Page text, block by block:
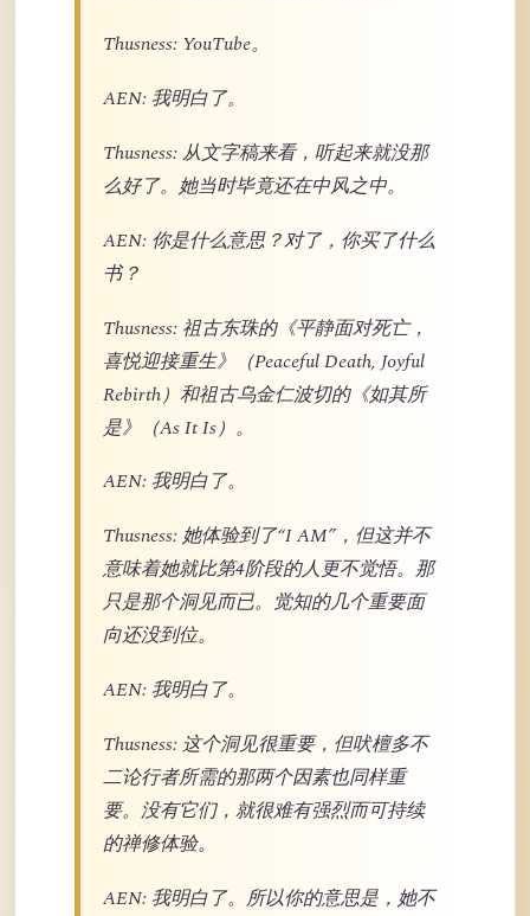
Thusness: YouTube。
AEN: 我明白了。
Thusness: 从文字稿来看，听起来就没那
么好了。她当时毕竟还在中风之中。
AEN: 你是什么意思？对了，你买了什么
书？
Thusness: 祖古东珠的《平静面对死亡，
喜悦迎接重生》（Peaceful Death, Joyful
Rebirth）和祖古乌金仁波切的《如其所
是》（As It Is）。
AEN: 我明白了。
Thusness: 她体验到了“I AM”，但这并不
意味着她就比第4阶段的人更不觉悟。那
只是那个洞见而已。觉知的几个重要面
向还没到位。
AEN: 我明白了。
Thusness: 这个洞见很重要，但吠檀多不
二论行者所需的那两个因素也同样重
要。没有它们，就很难有强烈而可持续
的禅修体验。
AEN: 我明白了。所以你的意思是，她不